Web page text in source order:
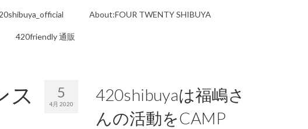
About:FOUR TWENTY SHIBUYA
420friendly 通販
5
4月 2020
ス
420shibuyaは福嶋さ
んの活動をCAMP